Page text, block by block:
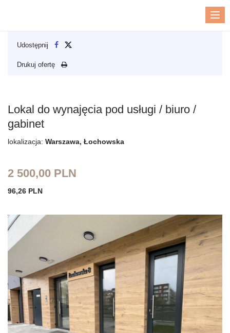
Udostępnij
Drukuj ofertę
Lokal do wynajęcia pod usługi / biuro /
gabinet
lokalizacja: Warszawa, Łochowska
2 500,00 PLN
96,26 PLN